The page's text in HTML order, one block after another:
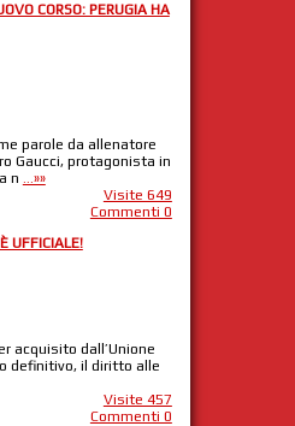
CORSO: PERUGIA HA
parole da allenatore
Gaucci, protagonista in
n ...»»
Visite 649
Commenti 0
UFFICIALE!
acquisito dall’Unione
definitivo, il diritto alle
Visite 457
Commenti 0